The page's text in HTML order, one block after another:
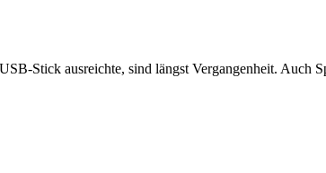
Stick ausreichte, sind längst Vergangenheit. Auch